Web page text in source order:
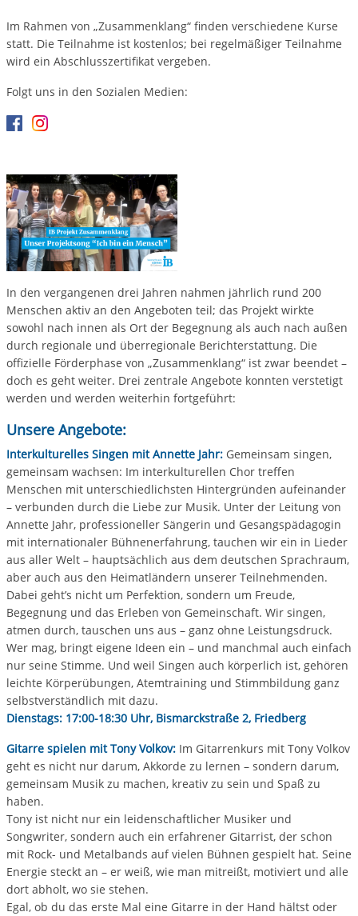
Im Rahmen von „Zusammenklang“ finden verschiedene Kurse
statt. Die Teilnahme ist kostenlos; bei regelmäßiger Teilnahme
wird ein Abschlusszertifikat vergeben.
Folgt uns in den Sozialen Medien:
In den vergangenen drei Jahren nahmen jährlich rund 200
Menschen aktiv an den Angeboten teil; das Projekt wirkte
sowohl nach innen als Ort der Begegnung als auch nach außen
durch regionale und überregionale Berichterstattung. Die
offizielle Förderphase von „Zusammenklang“ ist zwar beendet –
doch es geht weiter. Drei zentrale Angebote konnten verstetigt
werden und werden weiterhin fortgeführt:
Unsere Angebote:
Interkulturelles Singen mit Annette Jahr:Gemeinsam singen,
gemeinsam wachsen: Im interkulturellen Chor treffen
Menschen mit unterschiedlichsten Hintergründen aufeinander
– verbunden durch die Liebe zur Musik. Unter der Leitung von
Annette Jahr, professioneller Sängerin und Gesangspädagogin
mit internationaler Bühnenerfahrung, tauchen wir ein in Lieder
aus aller Welt – hauptsächlich aus dem deutschen Sprachraum,
aber auch aus den Heimatländern unserer Teilnehmenden.
Dabei geht’s nicht um Perfektion, sondern um Freude,
Begegnung und das Erleben von Gemeinschaft. Wir singen,
atmen durch, tauschen uns aus – ganz ohne Leistungsdruck.
Wer mag, bringt eigene Ideen ein – und manchmal auch einfach
nur seine Stimme. Und weil Singen auch körperlich ist, gehören
leichte Körperübungen, Atemtraining und Stimmbildung ganz
selbstverständlich mit dazu.
Dienstags: 17:00-18:30 Uhr, Bismarckstraße 2, Friedberg
Gitarre spielen mit Tony Volkov: Im Gitarrenkurs mit Tony Volkov
geht es nicht nur darum, Akkorde zu lernen – sondern darum,
gemeinsam Musik zu machen, kreativ zu sein und Spaß zu
haben.
Tony ist nicht nur ein leidenschaftlicher Musiker und
Songwriter, sondern auch ein erfahrener Gitarrist, der schon
mit Rock- und Metalbands auf vielen Bühnen gespielt hat. Seine
Energie steckt an – er weiß, wie man mitreißt, motiviert und alle
dort abholt, wo sie stehen.
Egal, ob du das erste Mal eine Gitarre in der Hand hältst oder